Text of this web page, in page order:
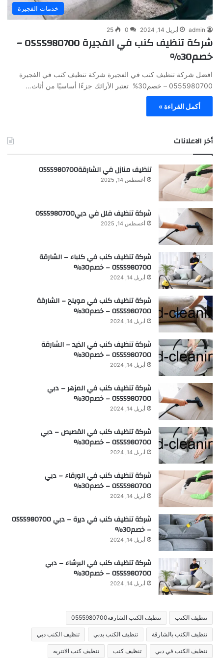
خدمات الفجيرة
admin أبريل 14, 2024 0
25
شركة تنظيف كنب في الفجيرة 0555980700 –
خصم30%
افضل شركة تنظيف كنب في الفجيرة شركة تنظيف كنب في الفجيرة
0555980700 – خصم30% تعتبر الأرائك جزءًا أساسيًا من أثاث…
أكمل القراءة »
أخر الاعلانات
تنظيف منازل في الشارقة0555980700
أغسطس 14, 2025
شركة تنظيف فلل في دبي0555980700
أغسطس 14, 2025
شركة تنظيف كنب في كلباء – الشارقة
0555980700 – خصم30%
أبريل 14, 2024
شركة تنظيف كنب في مويلح – الشارقة
0555980700 – خصم30%
أبريل 14, 2024
شركة تنظيف كنب في الذيد – الشارقة
0555980700 – خصم30%
أبريل 14, 2024
شركة تنظيف كنب في المزهر – دبي
0555980700 – خصم30%
أبريل 14, 2024
شركة تنظيف كنب في القصيص – دبي
0555980700 – خصم30%
أبريل 14, 2024
شركة تنظيف كنب في الورقاء – دبي
0555980700 – خصم30%
أبريل 14, 2024
شركة تنظيف كنب في ديرة – دبي 0555980700
– خصم30%
أبريل 14, 2024
شركة تنظيف كنب في البرشاء – دبي
0555980700 – خصم30%
أبريل 14, 2024
تنظيف الكنب تنظيف الكنب الشارقة0555980700
تنظيف الكنب بالشارقة تنظيف الكنب بدبي تنظيف الكنب دبي
تنظيف الكنب في دبي تنظيف كنب تنظيف كنب الانتريه